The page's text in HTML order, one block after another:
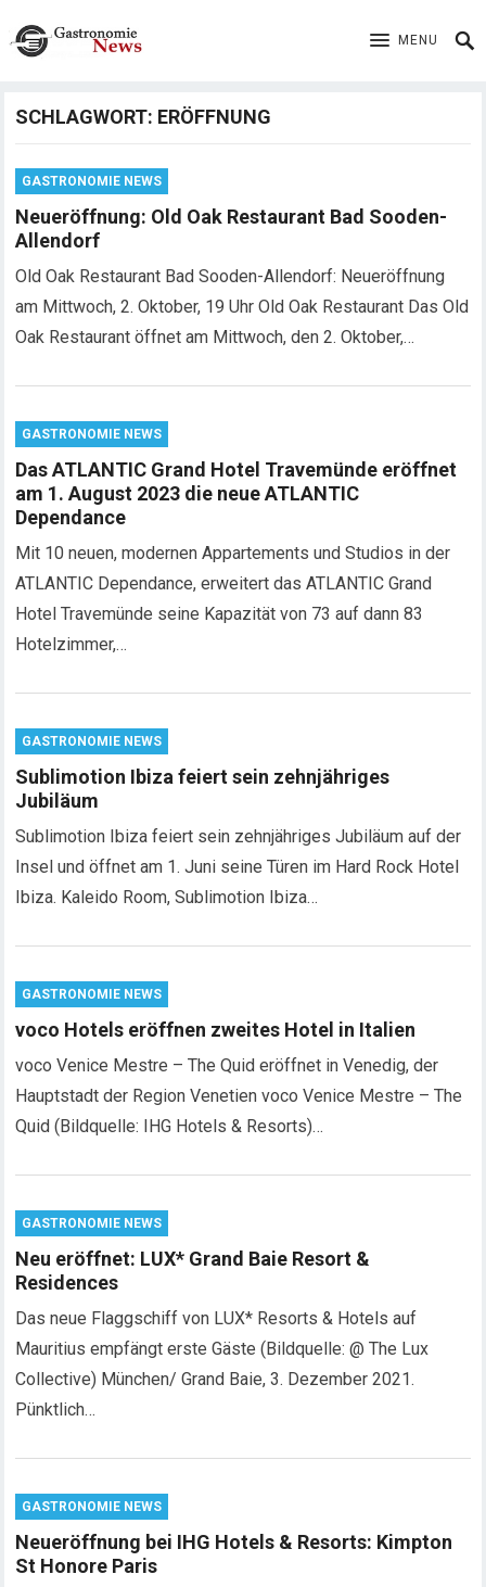
MENU
SCHLAGWORT: ERÖFFNUNG
GASTRONOMIE NEWS
Neueröffnung: Old Oak Restaurant Bad Sooden-
Allendorf
Old Oak Restaurant Bad Sooden-Allendorf: Neueröffnung
am Mittwoch, 2. Oktober, 19 Uhr Old Oak Restaurant Das Old
Oak Restaurant öffnet am Mittwoch, den 2. Oktober,…
GASTRONOMIE NEWS
Das ATLANTIC Grand Hotel Travemünde eröffnet
am 1. August 2023 die neue ATLANTIC
Dependance
Mit 10 neuen, modernen Appartements und Studios in der
ATLANTIC Dependance, erweitert das ATLANTIC Grand
Hotel Travemünde seine Kapazität von 73 auf dann 83
Hotelzimmer,…
GASTRONOMIE NEWS
Sublimotion Ibiza feiert sein zehnjähriges
Jubiläum
Sublimotion Ibiza feiert sein zehnjähriges Jubiläum auf der
Insel und öffnet am 1. Juni seine Türen im Hard Rock Hotel
Ibiza. Kaleido Room, Sublimotion Ibiza…
GASTRONOMIE NEWS
voco Hotels eröffnen zweites Hotel in Italien
voco Venice Mestre – The Quid eröffnet in Venedig, der
Hauptstadt der Region Venetien voco Venice Mestre – The
Quid (Bildquelle: IHG Hotels & Resorts)…
GASTRONOMIE NEWS
Neu eröffnet: LUX* Grand Baie Resort &
Residences
Das neue Flaggschiff von LUX* Resorts & Hotels auf
Mauritius empfängt erste Gäste (Bildquelle: @ The Lux
Collective) München/ Grand Baie, 3. Dezember 2021.
Pünktlich…
GASTRONOMIE NEWS
Neueröffnung bei IHG Hotels & Resorts: Kimpton
St Honore Paris